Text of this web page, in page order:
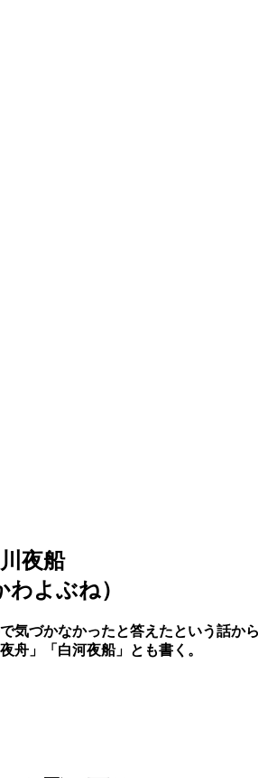
夜船
わよぶね）
づかなかったと答えたという話か
舟」「白河夜船」とも書く。